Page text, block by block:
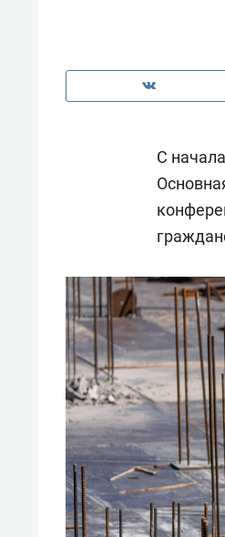
С
Рекомендуем
Как ГК «МИР
создают оазис
комфорта под